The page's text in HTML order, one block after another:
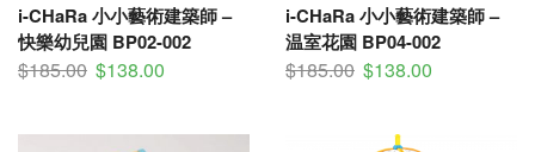
i-CHaRa 小小藝術建築師 –
快樂幼兒園 BP02-002
$185.00 $138.00
i-CHaRa 小小藝術建築師 –
温室花園 BP04-002
$185.00 $138.00